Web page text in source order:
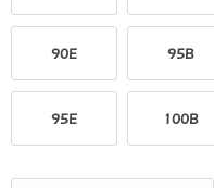
90E 95B
95E 100B